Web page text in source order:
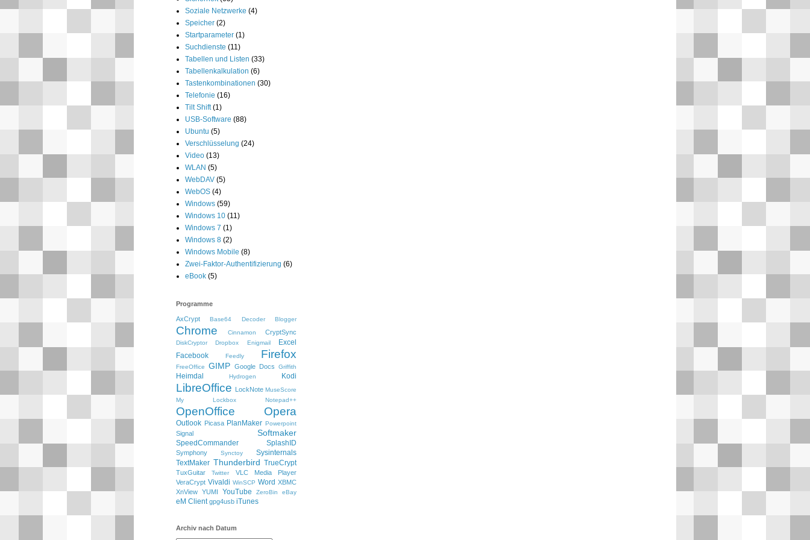
Soziale Netzwerke (4)
Speicher (2)
Startparameter (1)
Suchdienste (11)
Tabellen und Listen (33)
Tabellenkalkulation (6)
Tastenkombinationen (30)
Telefonie (16)
Tilt Shift (1)
USB-Software (88)
Ubuntu (5)
Verschlüsselung (24)
Video (13)
WLAN (5)
WebDAV (5)
WebOS (4)
Windows (59)
Windows 10 (11)
Windows 7 (1)
Windows 8 (2)
Windows Mobile (8)
Zwei-Faktor-Authentifizierung (6)
eBook (5)
Programme
AxCrypt Base64 Decoder Blogger
Chrome Cinnamon CryptSync
DiskCryptor Dropbox Enigmail
Excel
Facebook
Feedly Firefox
FreeOffice GIMP Google Docs Griffith
Heimdal Hydrogen Kodi
LibreOffice LockNote MuseScore
My Lockbox
Notepad++
OpenOffice Opera
Outlook Picasa PlanMaker Powerpoint
Signal Softmaker
SpeedCommander SplashID
Symphony Synctoy
Sysinternals
TextMaker Thunderbird TrueCrypt
TuxGuitar Twitter
VLC Media Player
VeraCrypt Vivaldi WinSCP Word XBMC
XnView YUMI YouTube ZeroBin eBay
eM Client gpg4usb iTunes
Archiv nach Datum